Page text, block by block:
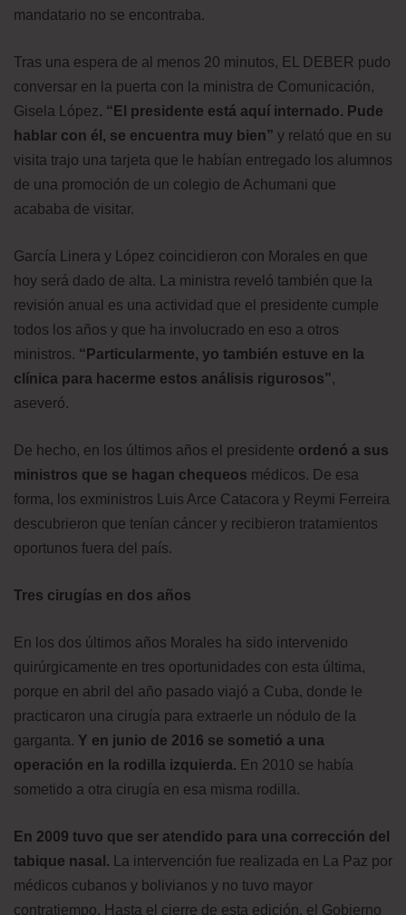
mandatario no se encontraba.
Tras una espera de al menos 20 minutos, EL DEBER pudo
conversar en la puerta con la ministra de Comunicación,
Gisela López. “El presidente está aquí internado. Pude
hablar con él, se encuentra muy bien” y relató que en su
visita trajo una tarjeta que le habían entregado los alumnos
de una promoción de un colegio de Achumani que
acababa de visitar.
García Linera y López coincidieron con Morales en que
hoy será dado de alta. La ministra reveló también que la
revisión anual es una actividad que el presidente cumple
todos los años y que ha involucrado en eso a otros
ministros. “Particularmente, yo también estuve en la
clínica para hacerme estos análisis rigurosos”,
aseveró.
De hecho, en los últimos años el presidente ordenó a sus
ministros que se hagan chequeos médicos. De esa
forma, los exministros Luis Arce Catacora y Reymi Ferreira
descubrieron que tenían cáncer y recibieron tratamientos
oportunos fuera del país.
Tres cirugías en dos años
En los dos últimos años Morales ha sido intervenido
quirúrgicamente en tres oportunidades con esta última,
porque en abril del año pasado viajó a Cuba, donde le
practicaron una cirugía para extraerle un nódulo de la
garganta. Y en junio de 2016 se sometió a una
operación en la rodilla izquierda. En 2010 se había
sometido a otra cirugía en esa misma rodilla.
En 2009 tuvo que ser atendido para una corrección del
tabique nasal.
La intervención fue realizada en La Paz por
médicos cubanos y bolivianos y no tuvo mayor
contratiempo. Hasta el cierre de esta edición, el Gobierno